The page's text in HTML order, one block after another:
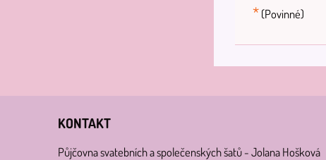
*(Povinné)
KONTAKT
Půjčovna svatebních a společenských šatů - Jolana Hošková